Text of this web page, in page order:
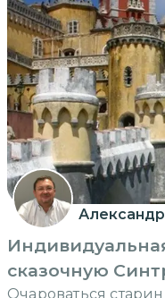
Александр
сказочную
Очароваться